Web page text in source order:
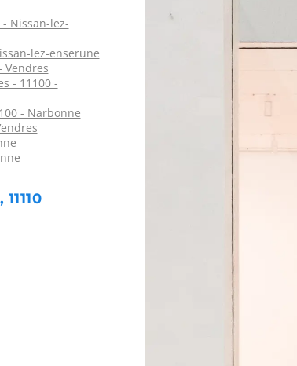
Nissan-lez-
lez-enserune
Vendres
- 11100 -
- Narbonne